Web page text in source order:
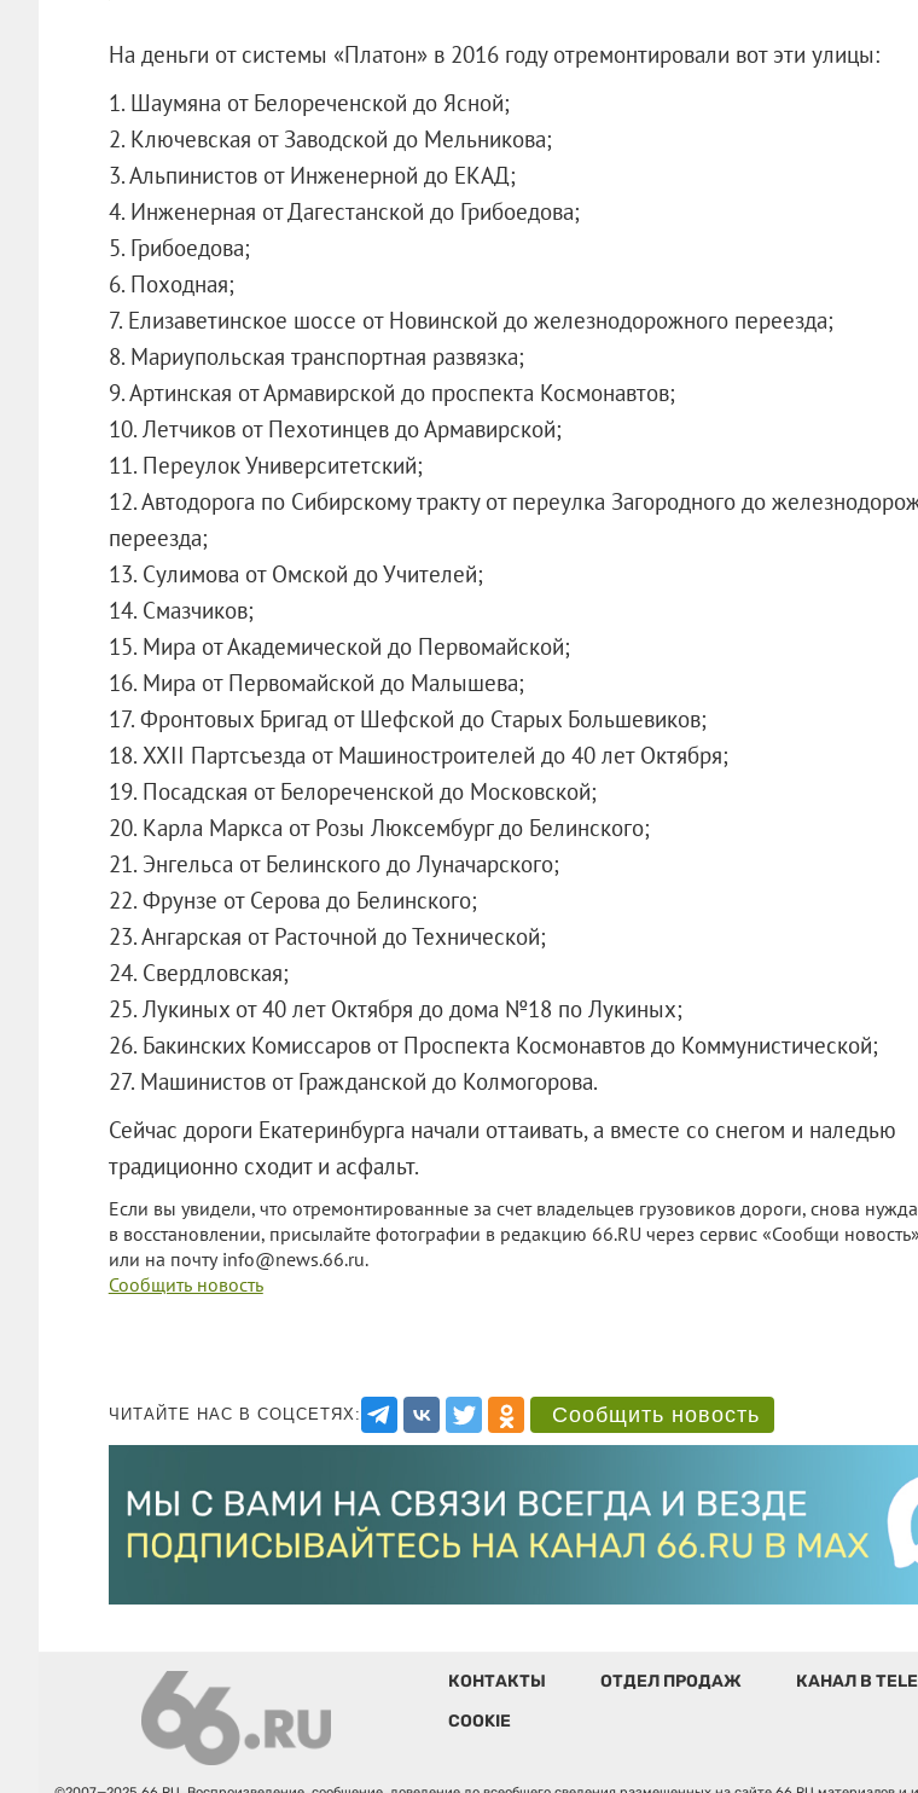
На деньги от системы «Платон» в 2016 году отремонтировали вот эти улицы:
1. Шаумяна от Белореченской до Ясной;
2. Ключевская от Заводской до Мельникова;
3. Альпинистов от Инженерной до ЕКАД;
4. Инженерная от Дагестанской до Грибоедова;
5. Грибоедова;
6. Походная;
7. Елизаветинское шоссе от Новинской до железнодорожного переезда;
8. Мариупольская транспортная развязка;
9. Артинская от Армавирской до проспекта Космонавтов;
10. Летчиков от Пехотинцев до Армавирской;
11. Переулок Университетский;
12. Автодорога по Сибирскому тракту от переулка Загородного до
переезда;
13. Сулимова от Омской до Учителей;
14. Смазчиков;
15. Мира от Академической до Первомайской;
16. Мира от Первомайской до Малышева;
17. Фронтовых Бригад от Шефской до Старых Большевиков;
18. XXII Партсъезда от Машиностроителей до 40 лет Октября;
19. Посадская от Белореченской до Московской;
20. Карла Маркса от Розы Люксембург до Белинского;
21. Энгельса от Белинского до Луначарского;
22. Фрунзе от Серова до Белинского;
23. Ангарская от Расточной до Технической;
24. Свердловская;
25. Лукиных от 40 лет Октября до дома №18 по Лукиных;
26. Бакинских Комиссаров от Проспекта Космонавтов до Коммунистической;
27. Машинистов от Гражданской до Колмогорова.
Сейчас дороги Екатеринбурга начали оттаивать, а вместе со снегом и наледью
традиционно сходит и асфальт.
Если вы увидели, что отремонтированные за счет владельцев грузовиков дороги, снова
в восстановлении, присылайте фотографии в редакцию 66.RU через сервис «Сообщи новость»
или на почту info@news.66.ru.
Сообщить новость
ЧИТАЙТЕ НАС В СОЦСЕТЯХ: Сообщить новость
КОНТАКТЫ ОТДЕЛ ПРОДАЖ КАНАЛ В
COOKIE